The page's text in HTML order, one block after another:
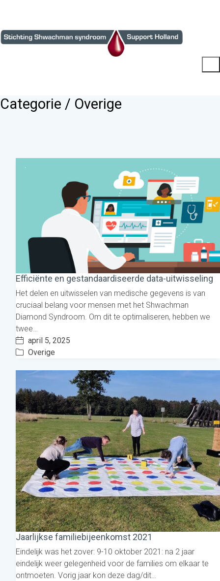
Categorie / Overige
Efficiënte en gestandaardiseerde data-uitwisseling
Het delen en uitwisselen van medische gegevens is van
cruciaal belang voor mensen met het Shwachman
Diamond Syndroom. Om dit te optimaliseren, hebben we
twee…
april 5, 2025
Overige
Jaarlijkse familiebijeenkomst 2021
Eindelijk was het zover: 9-10 oktober 2021: na 2 jaar
eindelijk weer gelegenheid voor de families om elkaar te
ontmoeten. Vorig jaar kon deze dag/dit…